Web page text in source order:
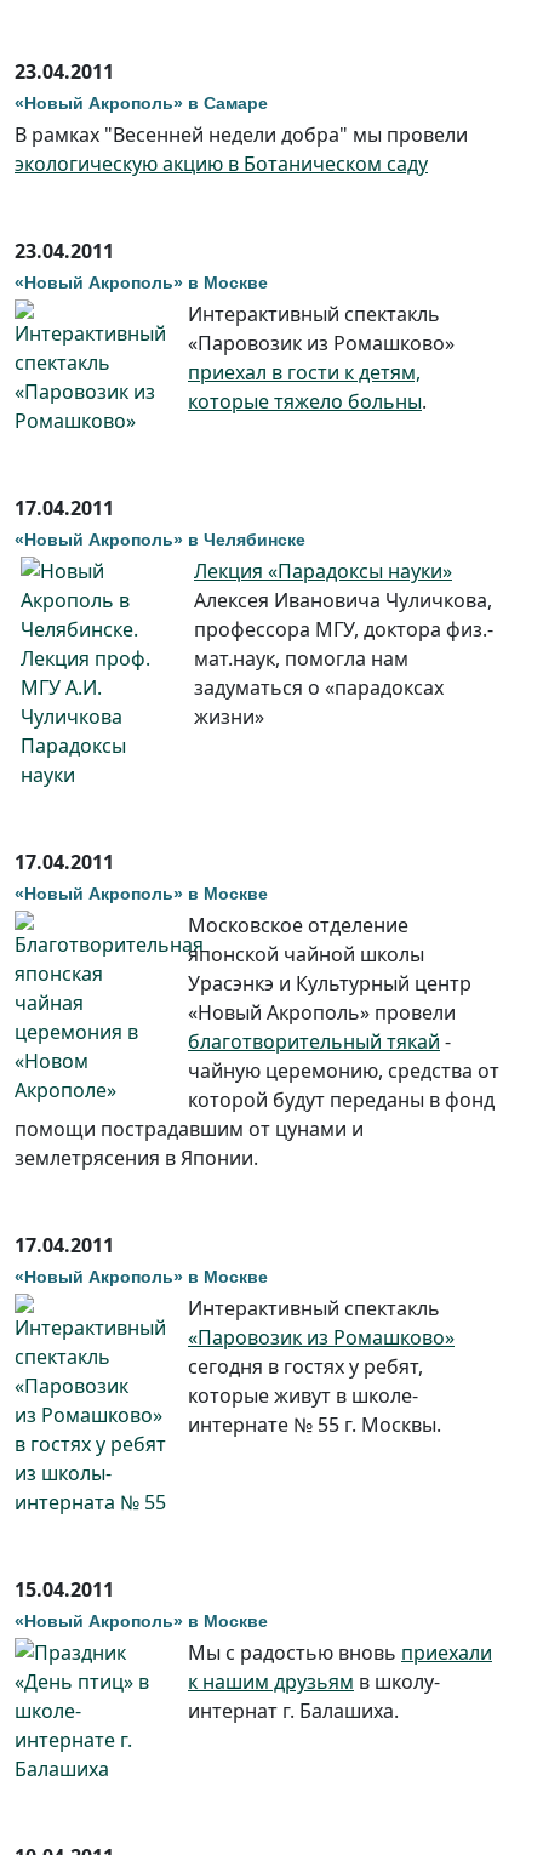
23.04.2011
«Новый Акрополь» в Самаре
В рамках "Весенней недели добра" мы провели
экологическую акцию в Ботаническом саду
23.04.2011
«Новый Акрополь» в Москве
Интерактивный спектакль
«Паровозик из Ромашково»
приехал в гости к детям,
которые тяжело больны.
17.04.2011
«Новый Акрополь» в Челябинске
Лекция «Парадоксы науки»
Алексея Ивановича Чуличкова,
профессора МГУ, доктора физ.-
мат.наук, помогла нам
задуматься о «парадоксах
жизни»
17.04.2011
«Новый Акрополь» в Москве
Московское отделение
японской чайной школы
Урасэнкэ и Культурный центр
«Новый Акрополь» провели
благотворительный тякай -
чайную церемонию, средства от
которой будут переданы в фонд
помощи пострадавшим от цунами и
землетрясения в Японии.
17.04.2011
«Новый Акрополь» в Москве
Интерактивный спектакль
«Паровозик из Ромашково»
сегодня в гостях у ребят,
которые живут в школе-
интернате № 55 г. Москвы.
15.04.2011
«Новый Акрополь» в Москве
Мы с радостью вновь приехали
к нашим друзьям в школу-
интернат г. Балашиха.